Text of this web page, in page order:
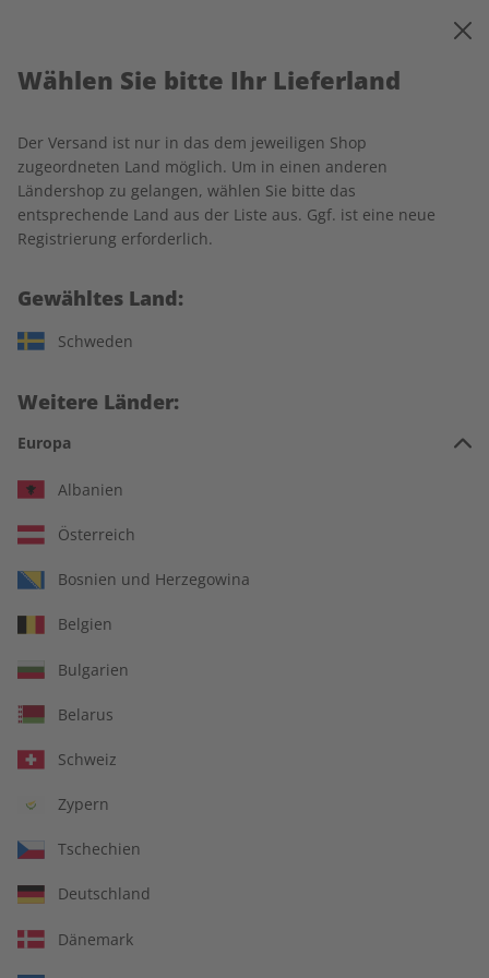
Startseite ECOS Produkte ECOS Jahrgang 2019
ECOS Jahrgang 2019
Verfügbar - Nur solange der Vorrat reicht
Wählen Sie bitte Ihr Lieferland
Der Versand ist nur in das dem jeweiligen Shop
zugeordneten Land möglich. Um in einen anderen
Ländershop zu gelangen, wählen Sie bitte das
entsprechende Land aus der Liste aus. Ggf. ist eine neue
Registrierung erforderlich.
Gewähltes Land:
Schweden
Weitere Länder:
Europa
Albanien
Österreich
Bosnien und Herzegowina
Belgien
Bulgarien
Belarus
Schweiz
Zypern
Tschechien
Deutschland
Dänemark